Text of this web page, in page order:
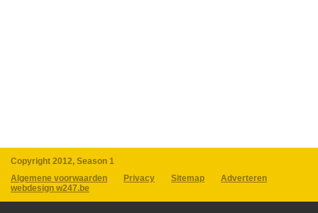
Copyright 2012, Season 1
Algemene voorwaarden
Privacy Sitemap
Adverteren
webdesign w247.be